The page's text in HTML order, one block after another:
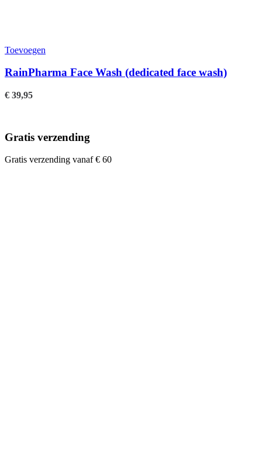
Toevoegen
RainPharma Face Wash (dedicated face wash)
€ 39,95
Gratis verzending
Gratis verzending vanaf € 60